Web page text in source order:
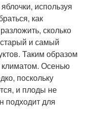
используя
как
сколько
и самый
Таким образом
Осенью
поскольку
и плоды не
подходит для